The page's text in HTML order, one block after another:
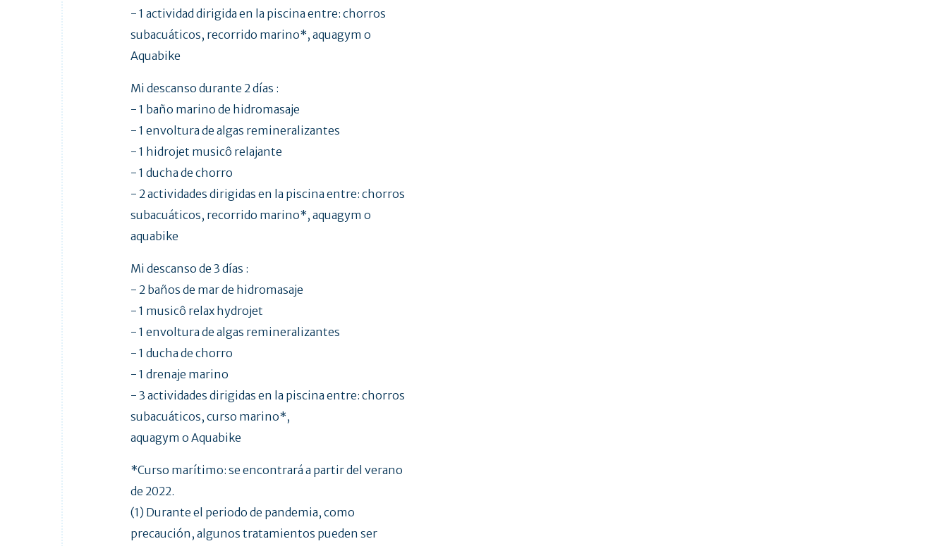
- 1 actividad dirigida en la piscina entre: chorros
subacuáticos, recorrido marino*, aquagym o
Aquabike
Mi descanso durante 2 días :
- 1 baño marino de hidromasaje
- 1 envoltura de algas remineralizantes
- 1 hidrojet musicô relajante
- 1 ducha de chorro
- 2 actividades dirigidas en la piscina entre: chorros
subacuáticos, recorrido marino*, aquagym o
aquabike
Mi descanso de 3 días :
- 2 baños de mar de hidromasaje
- 1 musicô relax hydrojet
- 1 envoltura de algas remineralizantes
- 1 ducha de chorro
- 1 drenaje marino
- 3 actividades dirigidas en la piscina entre: chorros
subacuáticos, curso marino*,
aquagym o Aquabike
*Curso marítimo: se encontrará a partir del verano
de 2022.
(1) Durante el periodo de pandemia, como
precaución, algunos tratamientos pueden ser